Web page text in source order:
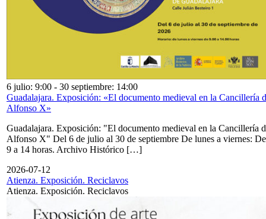
6 julio: 9:00 - 30 septiembre: 14:00
Guadalajara. Exposición: «El documento medieval en la Cancillería
Alfonso X»
Guadalajara. Exposición: "El documento medieval en la Cancillería
Alfonso X" Del 6 de julio al 30 de septiembre De lunes a viernes: De
9 a 14 horas. Archivo Histórico […]
2026-07-12
Atienza. Exposición. Reciclavos
Atienza. Exposición. Reciclavos